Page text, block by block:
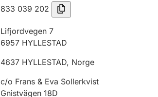
833 039 202
Lifjordvegen 7
6957 HYLLESTAD
4637 HYLLESTAD, Norge
c/o Frans & Eva Sollerkvist
Gnistvägen 18D